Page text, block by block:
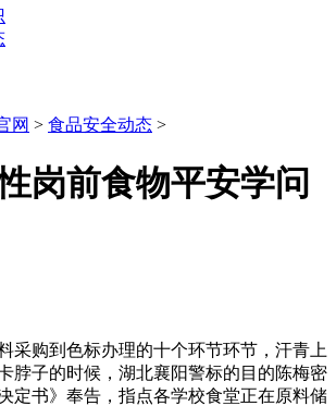
网 > 食品安全动态 >
岗前食物平安学问
购到色标办理的十个环节环节，汗青上
脖子的时候，湖北襄阳警标的目的陈梅密
定书》奉告，指点各学校食堂正在原料储